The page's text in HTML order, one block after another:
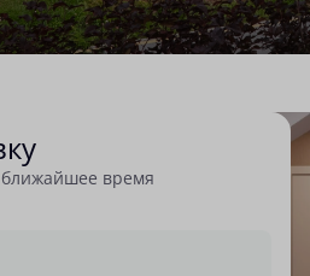
время